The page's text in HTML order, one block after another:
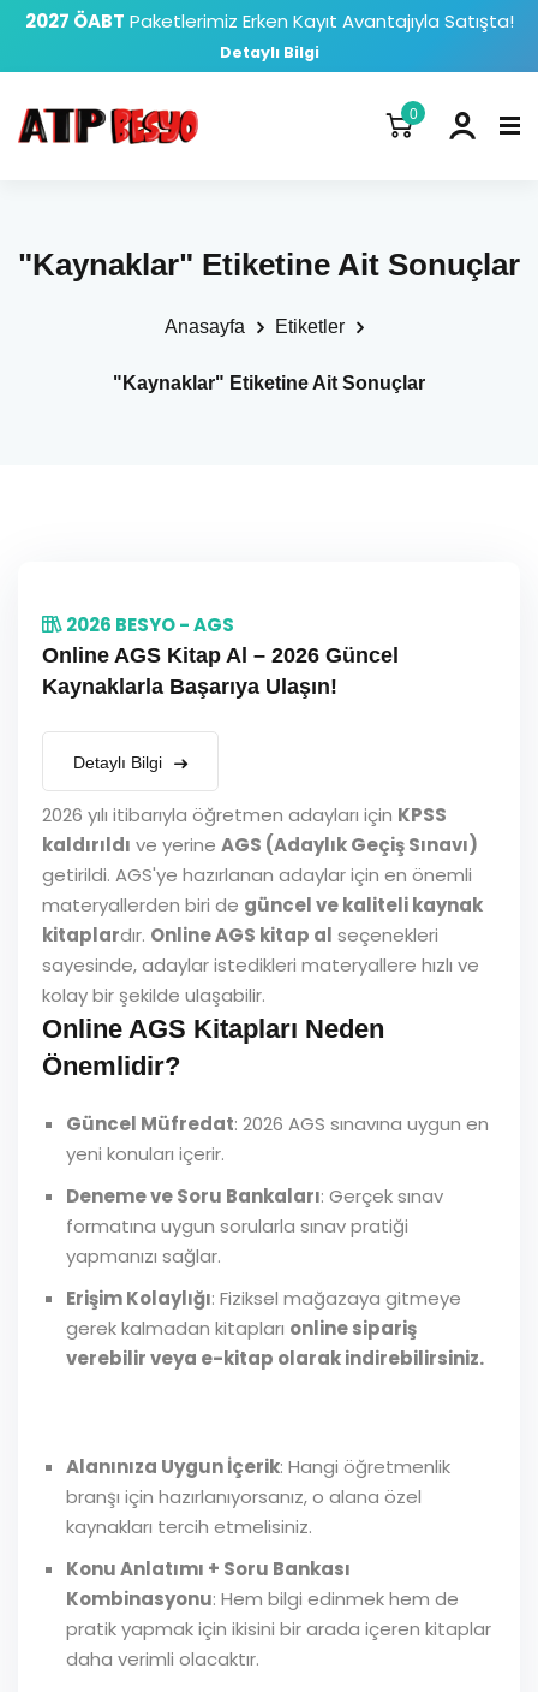
2027 ÖABT Paketlerimiz Erken Kayıt Avantajıyla Satışta!
Detaylı Bilgi
0
"Kaynaklar" Etiketine Ait Sonuçlar
Anasayfa Etiketler
"Kaynaklar" Etiketine Ait Sonuçlar
2026 BESYO - AGS
Online AGS Kitap Al – 2026 Güncel
Kaynaklarla Başarıya Ulaşın!
Detaylı Bilgi
2026 yılı itibarıyla öğretmen adayları için KPSS
kaldırıldı ve yerine AGS (Adaylık Geçiş Sınavı)
getirildi. AGS'ye hazırlanan adaylar için en önemli
materyallerden biri de güncel ve kaliteli kaynak
kitaplardır. Online AGS kitap al seçenekleri
sayesinde, adaylar istedikleri materyallere hızlı ve
kolay bir şekilde ulaşabilir.
Online AGS Kitapları Neden
Önemlidir?
Güncel Müfredat: 2026 AGS sınavına uygun en
yeni konuları içerir.
Deneme ve Soru Bankaları: Gerçek sınav
formatına uygun sorularla sınav pratiği
yapmanızı sağlar.
Erişim Kolaylığı: Fiziksel mağazaya gitmeye
gerek kalmadan kitapları online sipariş
verebilir veya e-kitap olarak indirebilirsiniz.
Alanınıza Uygun İçerik: Hangi öğretmenlik
branşı için hazırlanıyorsanız, o alana özel
kaynakları tercih etmelisiniz.
Konu Anlatımı + Soru Bankası
Kombinasyonu: Hem bilgi edinmek hem de
pratik yapmak için ikisini bir arada içeren kitaplar
daha verimli olacaktır.